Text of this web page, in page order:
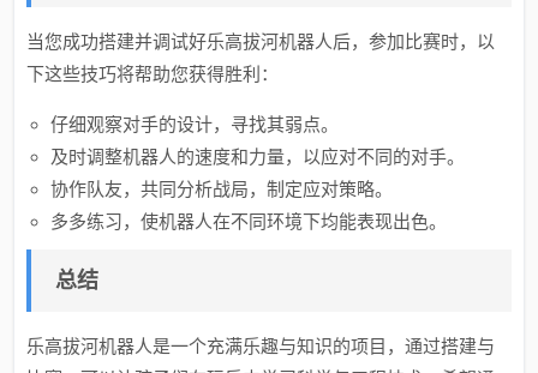
当您成功搭建并调试好乐高拔河机器人后，参加比赛时，以
下这些技巧将帮助您获得胜利：
仔细观察对手的设计，寻找其弱点。
及时调整机器人的速度和力量，以应对不同的对手。
协作队友，共同分析战局，制定应对策略。
多多练习，使机器人在不同环境下均能表现出色。
总结
乐高拔河机器人是一个充满乐趣与知识的项目，通过搭建与